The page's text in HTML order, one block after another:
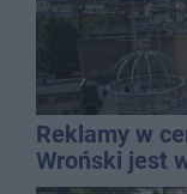
Reklamy w
Wroński jest